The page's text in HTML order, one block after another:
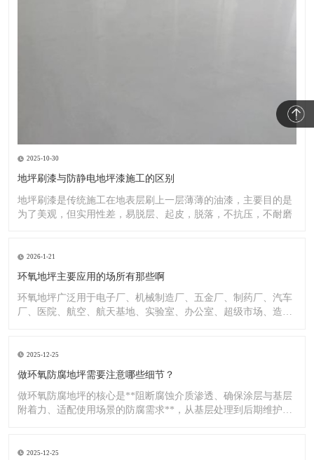
2025-10-30
地坪刷漆与防静电地坪漆施工的区别
地坪刷漆是传统施工在地表层刷上一层薄薄的油漆，主要目的是
为了美观，但实用性差，易脱层、起皮，脱落，不抗压，不耐磨
2026-1-21
环氧地坪主要应用的场所有那些啊
环氧地坪广泛用于电子厂、机械制造厂、五金厂、制药厂、汽车
厂、医院、航空、航天基地、实验室、办公室、超级市场、造纸
2025-12-25
做环氧防腐地坪需要注意哪些细节？
做环氧防腐地坪的核心是**阻断腐蚀介质渗透、确保涂层与基层
附着力、适配使用场景的防腐需求**，从基层处理到后期维护，
2025-12-25